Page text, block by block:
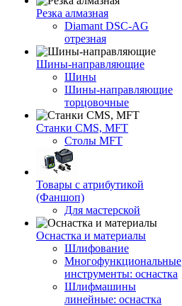
Резка алмазная
Diamant DSC-AG
отрезная
Шины-направляющие
Шины
Шины-направляющие
торцовочные
Станки CMS, MFT
Столы MFT
Товары с атрибутикой
(Фаншоп)
Для мастерской
Оснастка и материалы
Шлифование
Многофункциональные
инструменты: оснастка
Шлифмашины
линейные: оснастка